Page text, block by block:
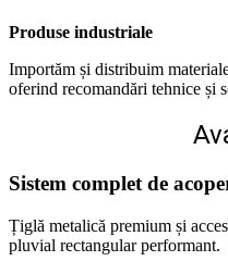
Produse industriale
Importăm și distribuim
oferind recomandări tehnice și
Sistem complet de
Țiglă metalică premium și
pluvial rectangular performant.